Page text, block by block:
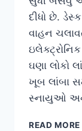
દીધો છે.
વાહન
ઘણા લોકો
ખૂબ લાંબા
સ્નાયુઓ
READ MORE